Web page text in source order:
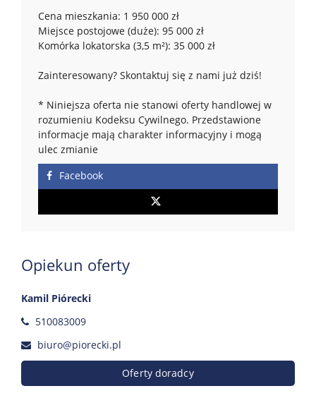
Cena mieszkania: 1 950 000 zł
Miejsce postojowe (duże): 95 000 zł
Komórka lokatorska (3,5 m²): 35 000 zł
Zainteresowany? Skontaktuj się z nami już dziś!
* Niniejsza oferta nie stanowi oferty handlowej w
rozumieniu Kodeksu Cywilnego. Przedstawione
informacje mają charakter informacyjny i mogą
ulec zmianie
Facebook
Opiekun oferty
Kamil Piórecki
510083009
biuro@piorecki.pl
Oferty doradcy